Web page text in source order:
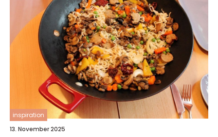
inspiration
13. November 2025